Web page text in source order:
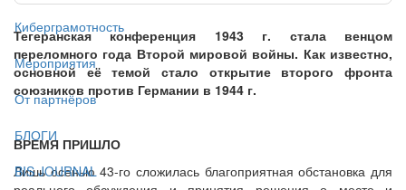
Киберграмотность
Мероприятия
От партнёров
БЛОГИ
BIS JOURNAL
Тегеранская конференция 1943 г. стала венцом
переломного года Второй мировой войны. Как известно,
основной её темой стало открытие второго фронта
союзников против Германии в 1944 г.
ВРЕМЯ ПРИШЛО
Лишь осенью 43-го сложилась благоприятная обстановка для